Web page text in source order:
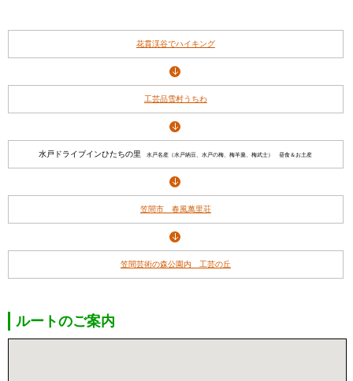
花貫渓谷でハイキング
工芸品雪村うちわ
水戸ドライブインひたちの里 水戸名産（水戸納豆、水戸の梅、梅羊羹、梅武士） 昼食＆お土産
笠間市 春風萬里荘
笠間芸術の森公園内 工芸の丘
ルートのご案内